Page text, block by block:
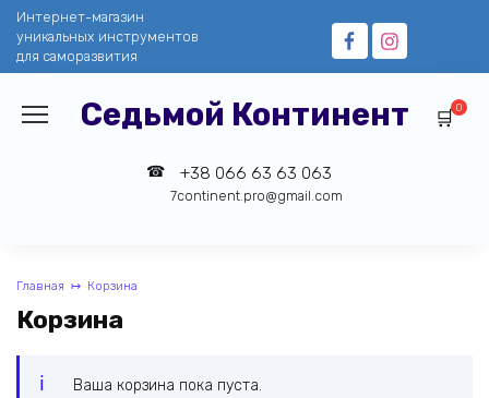
Перейти
содержанию
Интернет-магазин
уникальных инструментов
для саморазвития
Седьмой Континент
+38 066 63 63 063
7continent.pro@gmail.com
0
Главная Корзина
Корзина
Ваша корзина пока пуста.